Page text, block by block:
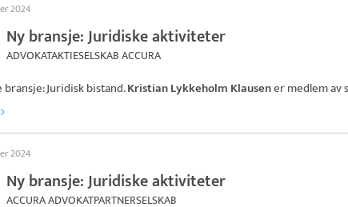
2024
Ny bransje: Juridiske aktiviteter
ADVOKATAKTIESELSKAB ACCURA
Juridisk bistand.Kristian Lykkeholm Klausener medlem av
2024
Ny bransje: Juridiske aktiviteter
ACCURA ADVOKATPARTNERSELSKAB